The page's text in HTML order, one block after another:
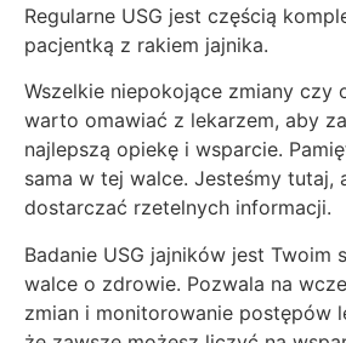
Regularne USG jest częścią
pacjentką z rakiem jajnika.
Wszelkie niepokojące zmiany czy
warto omawiać z lekarzem, aby
najlepszą opiekę i wsparcie.
sama w tej walce. Jesteśmy tutaj,
dostarczać rzetelnych informacji.
Badanie USG jajników jest Twoim
walce o zdrowie. Pozwala na
zmian i monitorowanie postępów